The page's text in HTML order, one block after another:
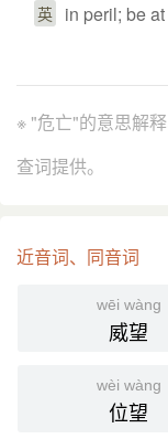
英 in peril; be
⒈ 危急，灭亡。
亡也。”
《南史·虞寄
毛泽东 《
底，共同挽
※ "危亡"的意思解
查词提供。
近音词、同音词
wēi wàng
威望
wèi wàng
位望